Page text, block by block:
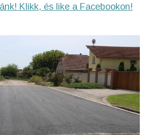
Klikk, és like a Facebookon!